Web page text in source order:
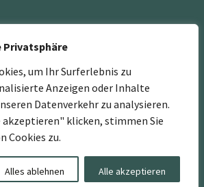
Privatsphäre
um Ihr Surferlebnis zu
Anzeigen oder Inhalte
Datenverkehr zu analysieren.
akzeptieren" klicken, stimmen Sie
Cookies zu.
Alles ablehnen Alle akzeptieren
ist ein Teil der Jumbogras &
GmbH. Weitere Mitglieder sind:
,www.jumbograshecke.com,
Tier.Shop